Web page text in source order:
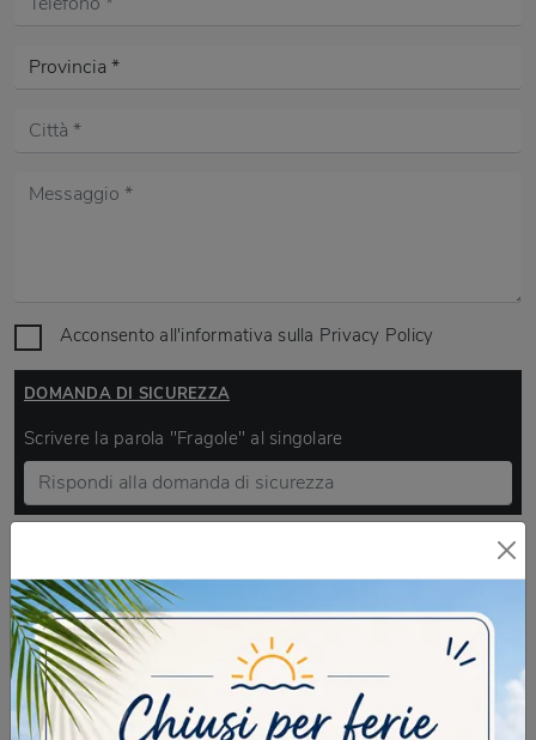
SFOGLIA I NOSTRI CATALOGHI
Acconsento all'informativa sulla Privacy Policy
DOMANDA DI SICUREZZA
Scrivere la parola "Fragole" al singolare